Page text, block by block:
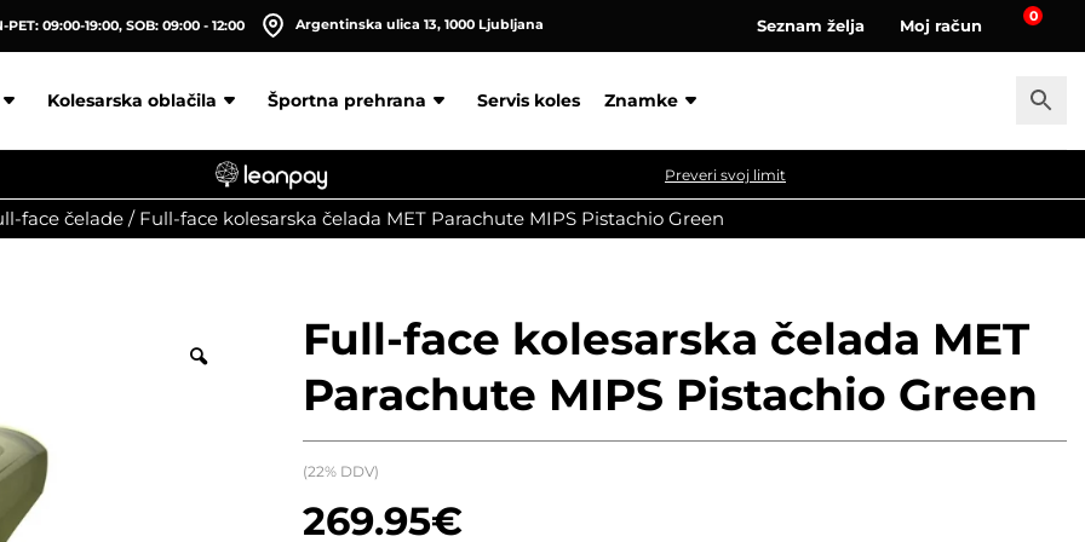
PET: 09:00-19:00, SOB: 09:00 - 12:00 Argentinska ulica 13, 1000 Ljubljana Seznam želja Moj račun 0
Kolesarska oblačila Športna prehrana Servis koles Znamke
Preveri svoj limit
face čelade / Full-face kolesarska čelada MET Parachute MIPS Pistachio Green
Full-face kolesarska čelada MET
Parachute MIPS Pistachio Green
269.95€
(22% DDV)